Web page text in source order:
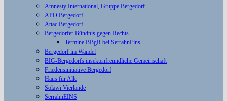
Amnesty International, Gruppe Bergedorf
APO Bergedorf
Attac Bergedorf
Bergedorfer Bündnis gegen Rechts
Termine BBgR bei SerrahnEins
Bergedorf im Wandel
BIG-Bergedorfs insektenfreundliche Gemeinschaft
Friedensinitiative Bergedorf
Haus für Alle
Solawi Vierlande
SerrahnEINS